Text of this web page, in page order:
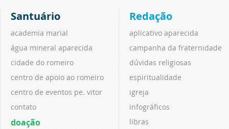
Santuário
academia marial
água mineral aparecida
cidade do romeiro
centro de apoio ao romeiro
centro de eventos pe. vitor
contato
doação
Redação
aplicativo aparecida
campanha da fraternidade
dúvidas religiosas
espiritualidade
igreja
infográficos
libras